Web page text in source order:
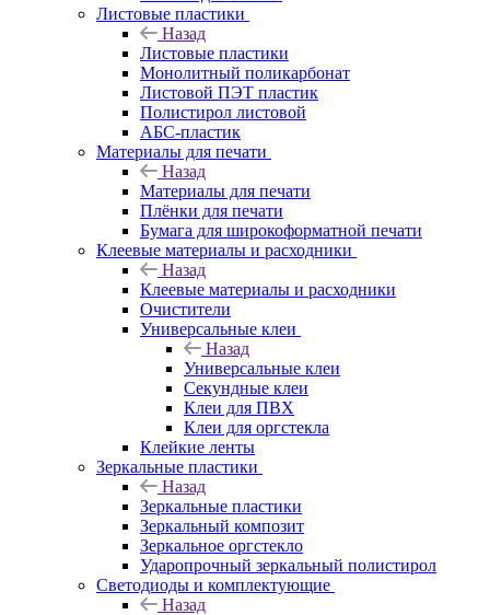
Листовые пластики
Назад
Листовые пластики
Монолитный поликарбонат
Листовой ПЭТ пластик
Полистирол листовой
АБС-пластик
Материалы для печати
Назад
Материалы для печати
Плёнки для печати
Бумага для широкоформатной печати
Клеевые материалы и расходники
Назад
Клеевые материалы и расходники
Очистители
Универсальные клеи
Назад
Универсальные клеи
Секундные клеи
Клеи для ПВХ
Клеи для оргстекла
Клейкие ленты
Зеркальные пластики
Назад
Зеркальные пластики
Зеркальный композит
Зеркальное оргстекло
Ударопрочный зеркальный полистирол
Светодиоды и комплектующие
Назад